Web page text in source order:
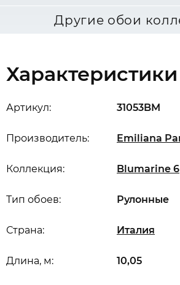
Другие обои
Характеристики
Артикул: 31053BM
Производитель: Emiliana
Коллекция: Blumarine 6
Длина, м: 10,05
Страна: Италия
Тип обоев: Рулонные